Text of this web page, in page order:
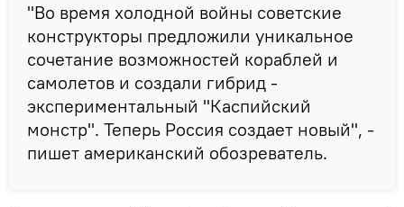
"Во время холодной войны советские
конструкторы предложили уникальное
сочетание возможностей кораблей и
самолетов и создали гибрид -
экспериментальный "Каспийский
монстр". Теперь Россия создает новый", -
пишет американский обозреватель.